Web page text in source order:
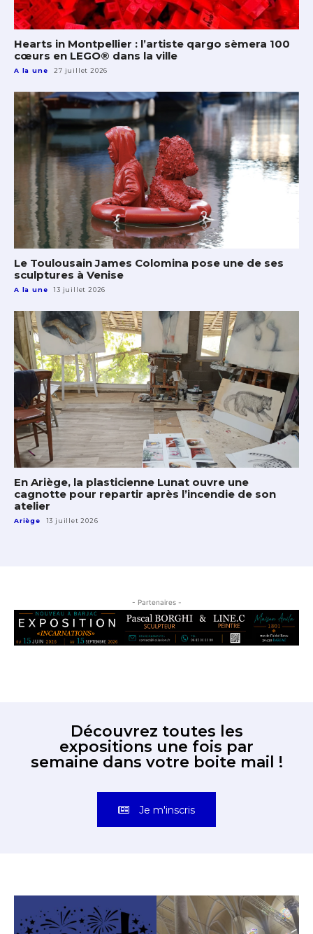
Hearts in Montpellier : l’artiste qargo sèmera 100
cœurs en LEGO® dans la ville
A la une 27 juillet 2026
Le Toulousain James Colomina pose une de ses
sculptures à Venise
A la une 13 juillet 2026
En Ariège, la plasticienne Lunat ouvre une
cagnotte pour repartir après l’incendie de son
atelier
Ariège 13 juillet 2026
- Partenaires -
Découvrez toutes les
expositions une fois par
semaine dans votre boite mail !
Je m'inscris